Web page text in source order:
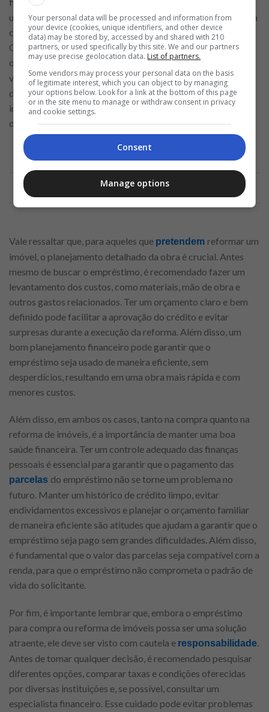
um valor baseado no preço do imóvel, o crédito para reforma
costuma ser liberado conforme as etapas da obra avançam.
Ou seja, o banco pode liberar o valor em parcelas, à medida
que o
andamentoda reforma é comprovado por meio de
vistorias ou apresentação de documentos. Isso garante que o
dinheiro seja utilizado para a finalidade correta e que o
imóvel tenha a valorização esperada após a conclusão das
obras.
Anuncio
Vale ressaltar que, para aqueles que pretendem reformar um
imóvel, o planejamento detalhado da obra é crucial. Antes
mesmo de buscar o empréstimo, é recomendado fazer um
levantamento dos custos, como materiais, mão de obra e
outros gastos relacionados. Ter um orçamento claro e bem
definido pode facilitar a aprovação do crédito e evitar
surpresas durante a execução da reforma. Além disso, um
bom planejamento financeiro pode garantir que o
empréstimo seja usado de maneira eficiente, sem
desperdícios, resultando em uma obra mais rápida e com
menores custos.
Além disso, em ambos os casos, tanto na compra quanto na
reforma de imóveis, é a importância de manter uma boa
saúde financeira. Ter um controle adequado das finanças
pessoais é essencial para garantir que o pagamento das
parcelas do empréstimo não se torne um problema no
futuro. Manter um histórico de crédito limpo, evitar
endividamentos excessivos e planejar o orçamento familiar
de maneira eficiente são atitudes que ajudam a garantir que o
empréstimo seja pago sem grandes dificuldades. Além disso,
é fundamental que o valor das parcelas seja compatível com a
renda, para que o empréstimo não comprometa o padrão de
vida do solicitante.
Por fim, é importante lembrar que, embora o empréstimo
para compra ou reforma de imóveis possa ser uma solução
atraente, ele deve ser visto com cautela e responsabilidade.
Antes de tomar qualquer decisão, é recomendado pesquisar
diferentes opções, comparar taxas e condições oferecidas
por diversas instituições e, se possível, consultar um
especialista financeiro. Esse cuidado pode evitar problemas
Your personal data will be processed and information from
your device (cookies, unique identifiers, and other device
data) may be stored by, accessed by and shared with 210
partners, or used specifically by this site. We and our partners
may use precise geolocation data. List of partners.
Some vendors may process your personal data on the basis
of legitimate interest, which you can object to by managing
your options below. Look for a link at the bottom of this page
or in the site menu to manage or withdraw consent in privacy
and cookie settings.
Consent
Manage options